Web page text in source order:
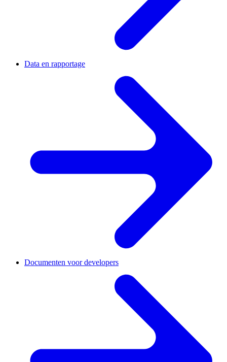
Data en rapportage
Documenten voor developers